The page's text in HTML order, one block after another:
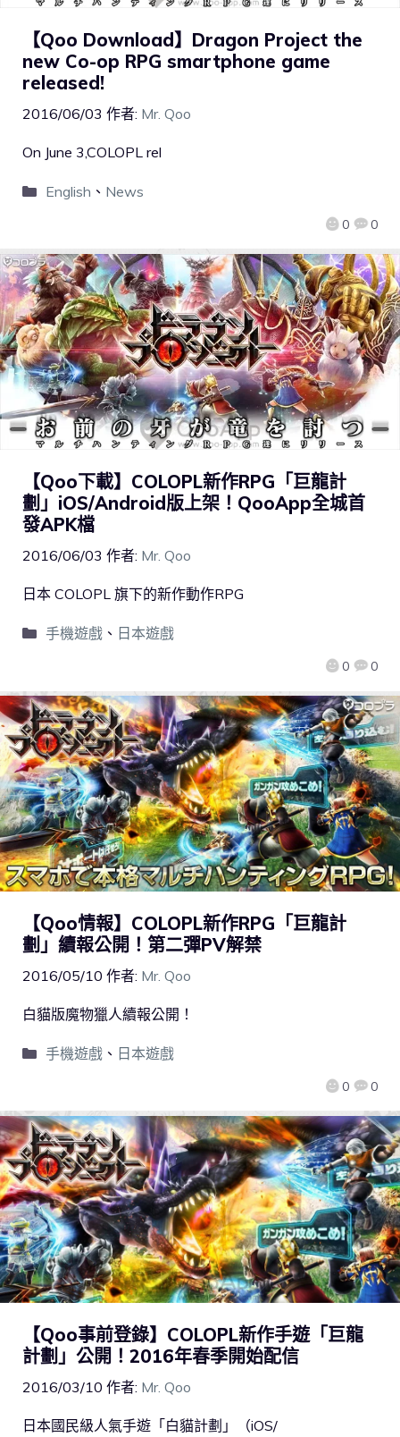
【Qoo Download】Dragon Project the
new Co-op RPG smartphone game
released!
2016/06/03 作者: Mr. Qoo
0 0
On June 3,COLOPL rel
English 、 News
【Qoo下載】COLOPL新作RPG「巨龍計
劃」iOS/Android版上架！QooApp全城首
發APK檔
2016/06/03 作者: Mr. Qoo
0 0
日本 COLOPL 旗下的新作動作RPG
手機遊戲、 日本遊戲
【Qoo情報】COLOPL新作RPG「巨龍計
劃」續報公開！第二彈PV解禁
2016/05/10 作者: Mr. Qoo
0 0
白貓版魔物獵人續報公開！
手機遊戲、 日本遊戲
【Qoo事前登錄】COLOPL新作手遊「巨龍
計劃」公開！2016年春季開始配信
2016/03/10 作者: Mr. Qoo
日本國民級人氣手遊「白貓計劃」（iOS/